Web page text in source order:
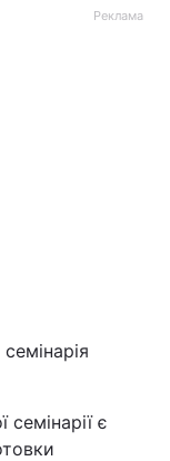
Реклама
семінарії є